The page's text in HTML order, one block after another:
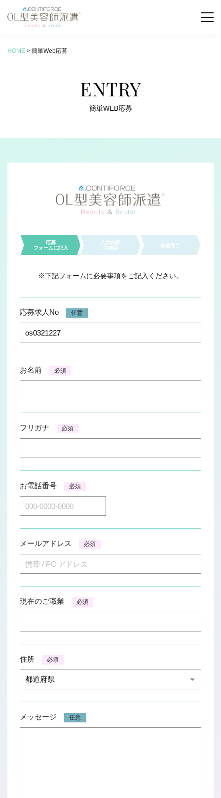
COLUMN
新着コラム
OL型美容師派遣とは
SERVICE
FLOW
お仕事の流れ
JOB REPORT
ジョブレポート
Q&A
HOME > 簡単Web応募
ENTRY
簡単WEB応募
応募
フォームに記入
入力内容
の確認
送信完了
※下記フォームに必要事項をご記入ください。
応募求人No 任意
お名前 必須
フリガナ 必須
お電話番号 必須
メールアドレス 必須
現在のご職業 必須
住所 必須
メッセージ 任意